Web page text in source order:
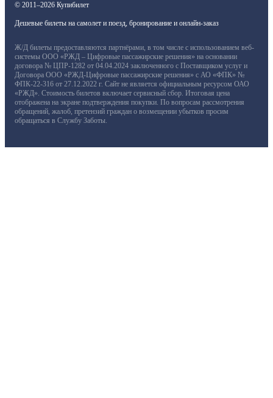
© 2011–2026 Купибилет
Дешевые билеты на самолет и поезд, бронирование и онлайн-заказ
Ж/Д билеты предоставляются партнёрами, в том числе с использованием веб-
системы ООО «РЖД – Цифровые пассажирские решения» на основании
договора № ЦПР-1282 от 04.04.2024 заключенного с Поставщиком услуг и
Договора ООО «РЖД-Цифровые пассажирские решения» с АО «ФПК» №
ФПК-22-316 от 27.12.2022 г. Сайт не является официальным ресурсом ОАО
«РЖД». Стоимость билетов включает сервисный сбор. Итоговая цена
отображена на экране подтверждения покупки. По вопросам рассмотрения
обращений, жалоб, претензий граждан о возмещении убытков просим
обращаться в Службу Заботы.